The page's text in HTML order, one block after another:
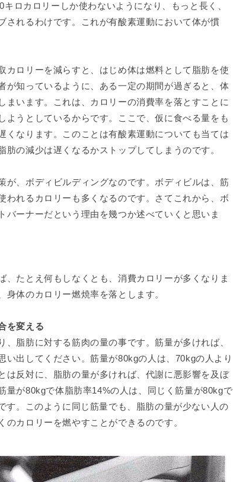
ロカロリーしか使わないようになり、もっと長く、
されるわけです。これが有酸素運動において体が慣
カロリーを減らすと、はじめ体は燃料として脂肪を使
が知っているように、ある一定の期間が過ぎると、体
まいます。これは、カロリーの消費率を落とすことに
ようとしているからです。ここで、仮に食べる量をも
くなります。このことは有酸素運動についても当ては
肪の減少は遅くなるかストップしてしまうのです。
が、ボディビルディングなのです。ボディビルは、筋
われるカロリーも多くなるのです。さてこれから、ボ
バーナーだという理由を幾つか述べていくと思いま
、たとえ何もしなくとも、消費カロリーが多くなりま
体のカロリー燃焼率を落とします。
を変える
脂肪に対する筋肉の量の事です。筋量が多ければ、
い出してください。筋量が80kgの人は、70kgの人より
は反対に、脂肪の量が多ければ、代謝に悪影響を及ぼ
量が80kgで体脂肪率14%の人は、同じく筋量が80kgで
す。このように同じ筋量でも、脂肪の量が少ない人の
カロリーを燃やすことができるのです。